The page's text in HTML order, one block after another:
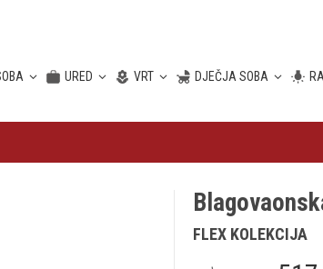
URED VRT DJEČJA SOBA
FLEX KOLEKCIJA